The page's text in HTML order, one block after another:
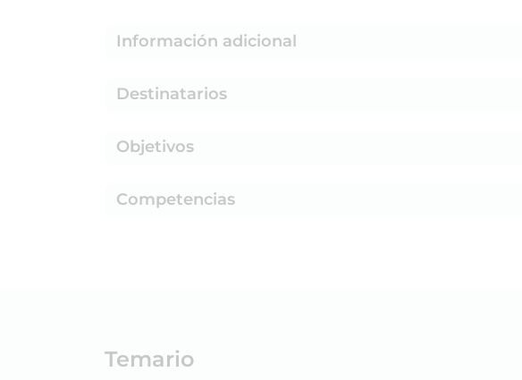
Información adicional
Destinatarios
Objetivos
Competencias
Temario